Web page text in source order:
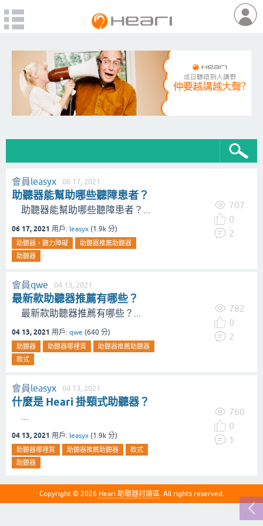
會員leasyx 06 17, 2021
助聽器能幫助哪些聽障患者？
助聽器能幫助哪些聽障患者？...
06 17, 2021 用戶: leasyx (1.9k 分)
助聽器，聽力障礙
助聽器推薦助聽器
助聽器
707
0
2
會員qwe 04 13, 2021
最新款助聽器推薦有哪些？
最新款助聽器推薦有哪些？...
04 13, 2021 用戶: qwe (640 分)
助聽器 助聽器哪裡買
助聽器推薦助聽器
款式
782
0
2
會員leasyx 04 13, 2021
什麼是 Heari 掛頸式助聽器？
04 13, 2021 用戶: leasyx (1.9k 分)
助聽器哪裡買 助聽器推薦助聽器
款式
助聽器
760
0
1
Copyright © 2026 Heari 助聽器討論區. All rights reserved.